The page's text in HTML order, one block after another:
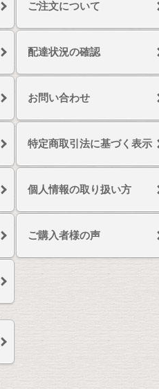
ご注文について
配達状況の確認
お問い合わせ
特定商取引法に基づく表示
個人情報の取り扱い方
ご購入者様の声